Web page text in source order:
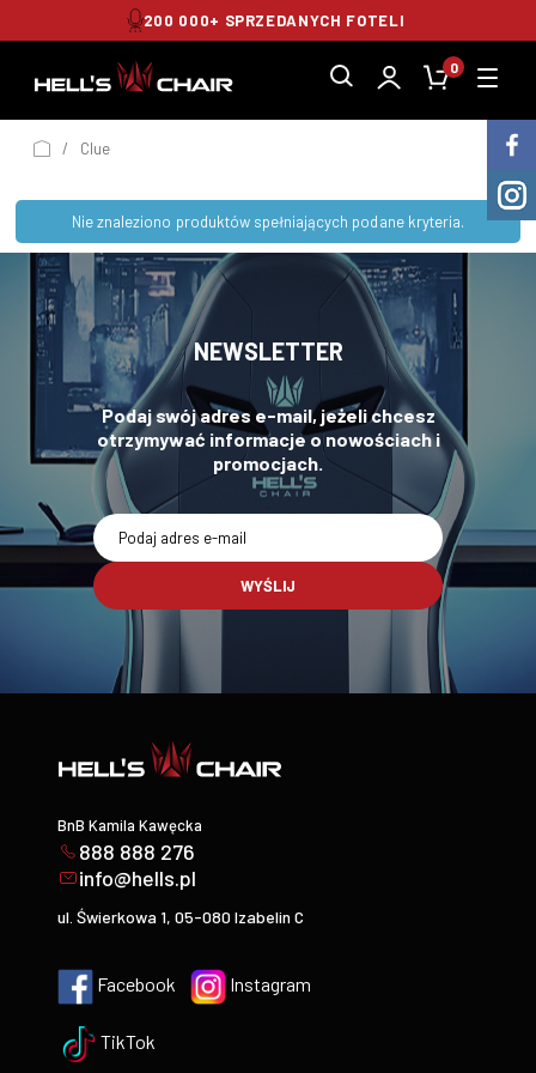
200 000+ SPRZEDANYCH FOTELI
0
/ Clue
Nie znaleziono produktów spełniających podane kryteria.
NEWSLETTER
Podaj swój adres e-mail, jeżeli chcesz
otrzymywać informacje o nowościach i
promocjach.
WYŚLIJ
BnB Kamila Kawęcka
888 888 276
info@hells.pl
ul. Świerkowa 1, 05-080 Izabelin C
Facebook Instagram
TikTok